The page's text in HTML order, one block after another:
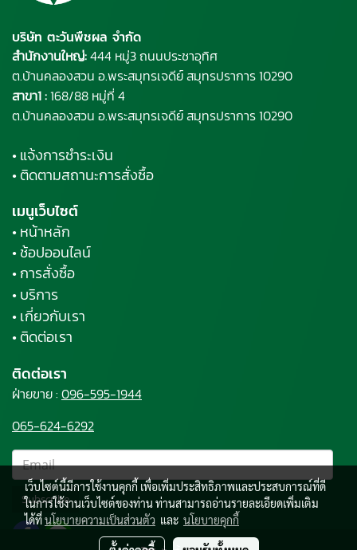
บริษัท ตะวันพืชผล จำกัด
สำนักงานใหญ่:444 หมู่3 ถนนประชาอุทิศ
ต.บ้านคลองสวน อ.พระสมุทรเจดีย์สมุทรปราการ 10290
สาขา1 :168/88 หมู่ที่ 4
ต.บ้านคลองสวน อ.พระสมุทรเจดีย์ สมุทรปราการ 10290
• แจ้งการชำระเงิน
• ติดตามสถานะการสั่งซื้อ
เมนูเว็บไซต์
• หน้าหลัก
• ช้อปออนไลน์
• การสั่งซื้อ
• บริการ
• เกี่ยวกับเรา
• ติดต่อเรา
ติดต่อเรา
ฝ่ายขาย : 096-595-1944
065-624-6292
Subscribe
เว็บไซต์นี้มีการใช้งานคุกกี้ เพื่อเพิ่มประสิทธิภาพและประสบการณ์ที่ดี
ในการใช้งานเว็บไซต์ของท่าน ท่านสามารถอ่านรายละเอียดเพิ่มเติม
ได้ที่นโยบายความเป็นส่วนตัว และ นโยบายคุกกี้